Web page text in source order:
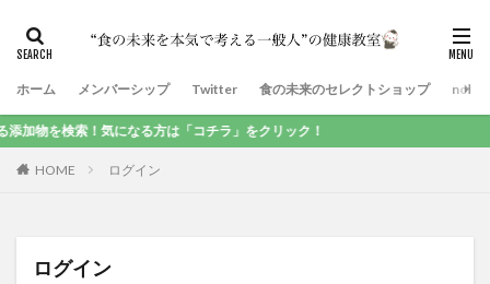
ホーム メンバーシップ Twitter 食の未来のセレクトショップ note
を検索！気になる方は「コチラ」をクリック！
HOME ログイン
ログイン